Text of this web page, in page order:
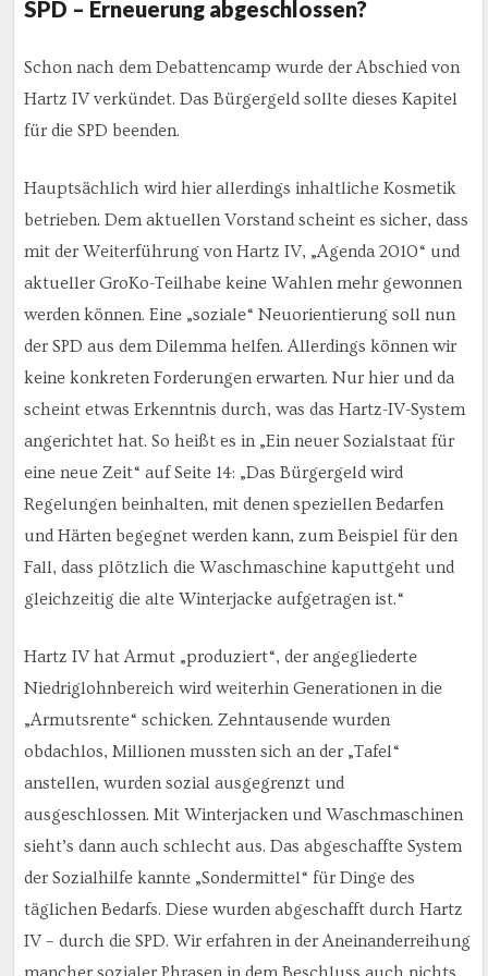
SPD – Erneuerung abgeschlossen?
Schon nach dem Debattencamp wurde der Abschied von
Hartz IV verkündet. Das Bürgergeld sollte dieses Kapitel
für die SPD beenden.
Hauptsächlich wird hier allerdings inhaltliche Kosmetik
betrieben. Dem aktuellen Vorstand scheint es sicher, dass
mit der Weiterführung von Hartz IV, „Agenda 2010“ und
aktueller GroKo-Teilhabe keine Wahlen mehr gewonnen
werden können. Eine „soziale“ Neuorientierung soll nun
der SPD aus dem Dilemma helfen. Allerdings können wir
keine konkreten Forderungen erwarten. Nur hier und da
scheint etwas Erkenntnis durch, was das Hartz-IV-System
angerichtet hat. So heißt es in „Ein neuer Sozialstaat für
eine neue Zeit“ auf Seite 14: „Das Bürgergeld wird
Regelungen beinhalten, mit denen speziellen Bedarfen
und Härten begegnet werden kann, zum Beispiel für den
Fall, dass plötzlich die Waschmaschine kaputtgeht und
gleichzeitig die alte Winterjacke aufgetragen ist.“
Hartz IV hat Armut „produziert“, der angegliederte
Niedriglohnbereich wird weiterhin Generationen in die
„Armutsrente“ schicken. Zehntausende wurden
obdachlos, Millionen mussten sich an der „Tafel“
anstellen, wurden sozial ausgegrenzt und
ausgeschlossen. Mit Winterjacken und Waschmaschinen
sieht’s dann auch schlecht aus. Das abgeschaffte System
der Sozialhilfe kannte „Sondermittel“ für Dinge des
täglichen Bedarfs. Diese wurden abgeschafft durch Hartz
IV – durch die SPD. Wir erfahren in der Aneinanderreihung